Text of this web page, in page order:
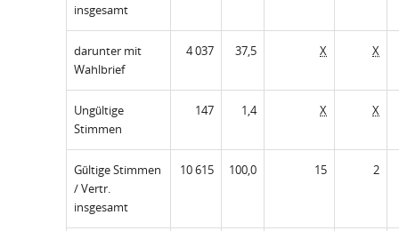
insgesamt
darunter mit
Wahlbrief
4 037 37,5 X X
Ungültige
Stimmen
147 1,4 X X
Gültige Stimmen
/ Vertr.
insgesamt
10 615 100,0 15 2